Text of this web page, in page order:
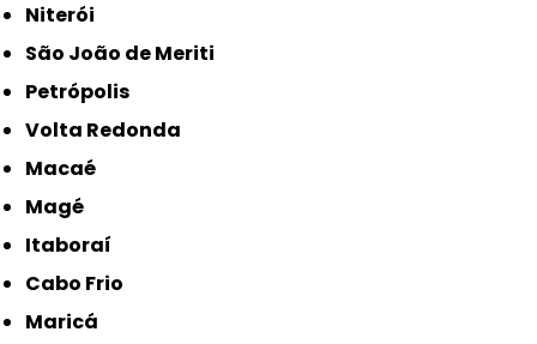
Niterói
São João de Meriti
Petrópolis
Volta Redonda
Macaé
Magé
Itaboraí
Cabo Frio
Maricá